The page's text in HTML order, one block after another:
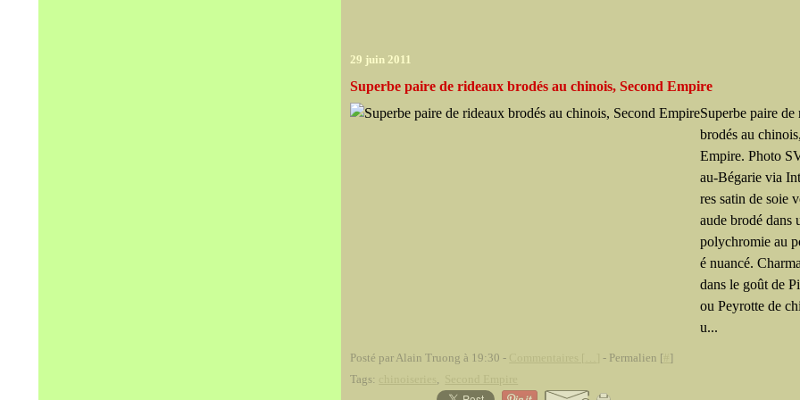
29 juin 2011
Superbe paire de rideaux brodés au chinois, Second Empire
Superbe paire de
brodés au
Empire. Photo
au-Bégarie via
res satin de soie
aude brodé dans
polychromie au
é nuancé.
dans le goût de
ou Peyrotte de
u...
Posté par Alain Truong à 19:30 - - Permalien [ ]
Tags:
,